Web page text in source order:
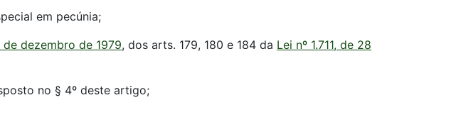
em pecúnia;
de dezembro de 1979, dos arts. 179, 180 e 184 da Lei nº 1.711, de 28
no § 4º deste artigo;